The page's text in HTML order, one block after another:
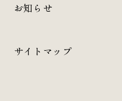
お知らせ
サイトマップ